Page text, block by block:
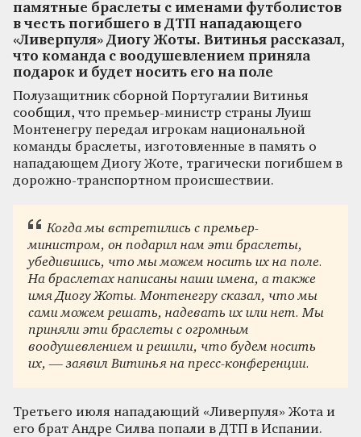
памятные браслеты с именами футболистов
в честь погибшего в ДТП нападающего
«Ливерпуля» Диогу Жоты. Витинья рассказал,
что команда с воодушевлением приняла
подарок и будет носить его на поле
Полузащитник сборной Португалии Витинья
сообщил, что премьер-министр страны Луиш
Монтенегру передал игрокам национальной
команды браслеты, изготовленные в память о
нападающем Диогу Жоте, трагически погибшем в
дорожно-транспортном происшествии.
Когда мы встретились с премьер-
министром, он подарил нам эти браслеты,
убедившись, что мы можем носить их на поле.
На браслетах написаны наши имена, а также
имя Диогу Жоты. Монтенегру сказал, что мы
сами можем решать, надевать их или нет. Мы
приняли эти браслеты с огромным
воодушевлением и решили, что будем носить
их, — заявил Витинья на пресс-конференции.
Третьего июля нападающий «Ливерпуля» Жота и
его брат Андре Силва попали в ДТП в Испании.